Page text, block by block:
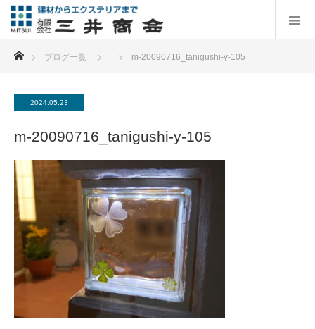
ブログ一覧 m-20090716_tanigushi-y-105
2024.05.23
m-20090716_tanigushi-y-105